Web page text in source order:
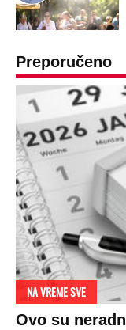
Preporučeno
NA VREME SVE
Ovo su